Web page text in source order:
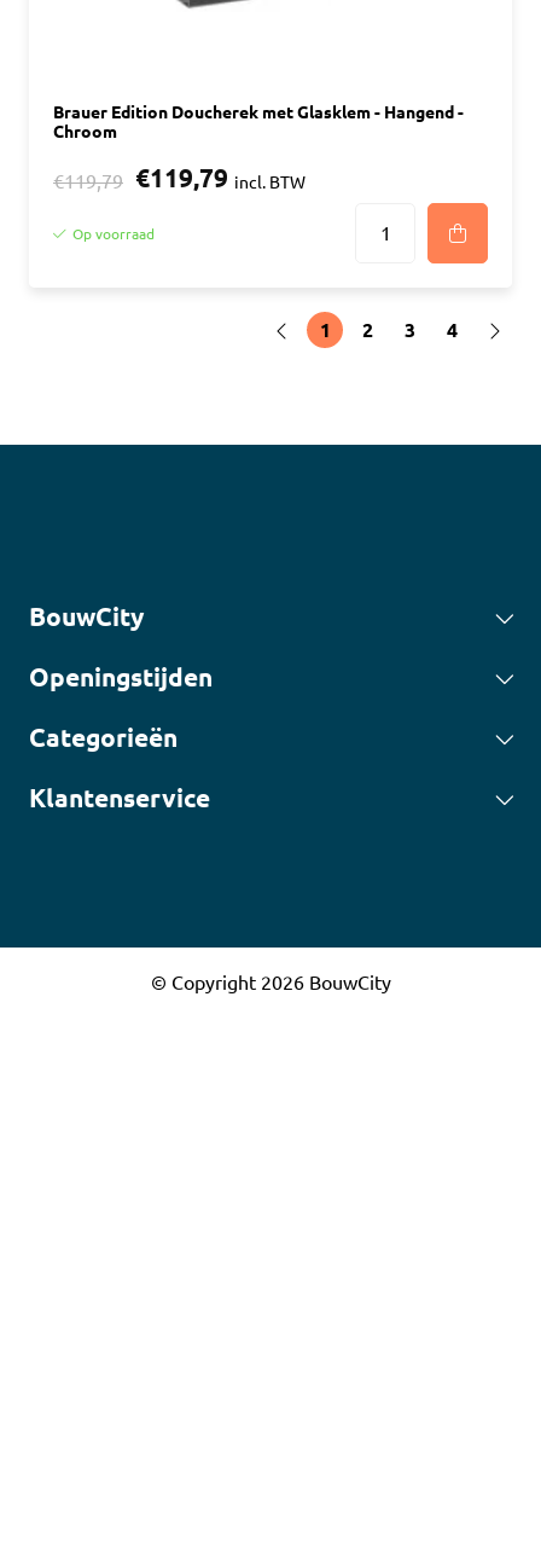
Brauer Edition Doucherek met Glasklem - Hangend -
Chroom
€119,79 €119,79 incl. BTW
Op voorraad
1 2 3 4
BouwCity
Openingstijden
Categorieën
Klantenservice
© Copyright 2026 BouwCity